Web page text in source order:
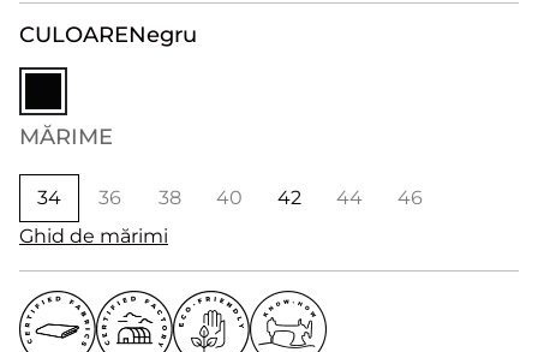
CULOARENegru
MĂRIME
34 36 38 40 42 44
46
Ghid de mărimi